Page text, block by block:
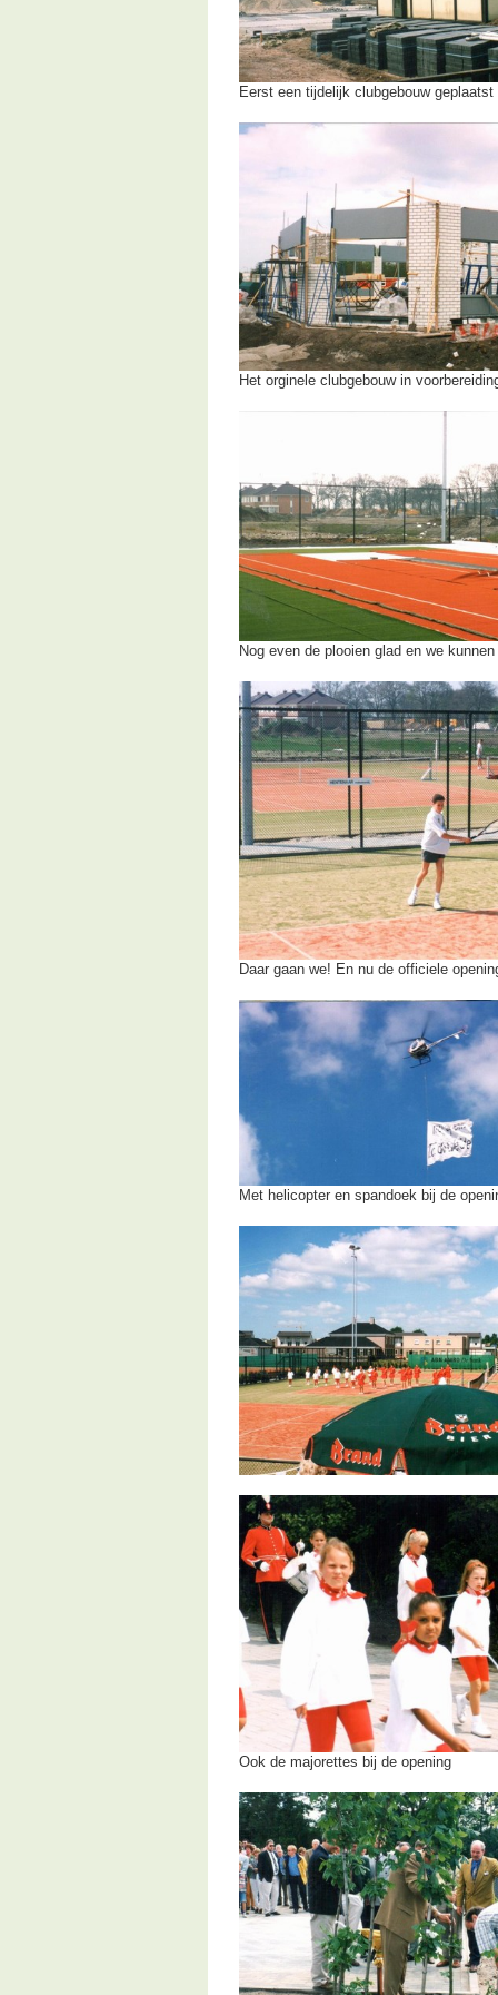
Eerst een tijdelijk clubgebouw geplaatst
Het orginele clubgebouw in
Nog even de plooien glad en we
Daar gaan we! En nu de officiele
Met helicopter en spandoek bij de
Ook de majorettes bij de opening